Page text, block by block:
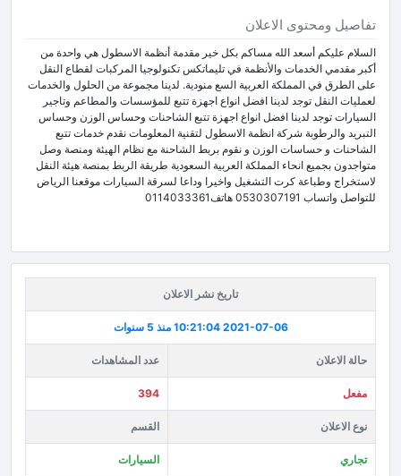
تفاصيل ومحتوى الاعلان
السلام عليكم أسعد الله مساكم بكل خير مقدمة أنظمة الاسطول هي واحدة من
أكبر مقدمي الخدمات والأنظمة في تليماتكس تكنولوجيا المركبات لقطاع النقل
على الطرق في المملكة العربية السع منودية. لدينا مجموعة من الحلول والخدمات
لعمليات النقل توجد لدينا افضل انواع اجهزة تتبع للمؤسسات والمطاعم وتاجير
السيارات توجد لدينا افضل انواع اجهزة تتبع الشاحنات وحساس الوزن وحساس
التبريد والرطوبة شركة انظمة الاسطول لتقنية المعلومات نقدم خدمات تتبع
الشاحنات و حساسات الوزن و نقوم بربط الشاحنة مع نظام الهيئة ومنصة وصل
متواجدون بجميع انحاء المملكة العربية السعودية طريقة الربط بمنصة هيئة النقل
لاستخراج وطباعة كرت التشغيل واخيرا وداعا لسرقة السيارات موقعنا الرياض
للتواصل واتساب 0530307191 هاتف0114033361
تاريخ نشر الاعلان
2021-07-06 10:21:04 منذ 5 سنوات
حالة الاعلان عدد المشاهدات
مفعل 394
نوع الاعلان القسم
تجاري السيارات